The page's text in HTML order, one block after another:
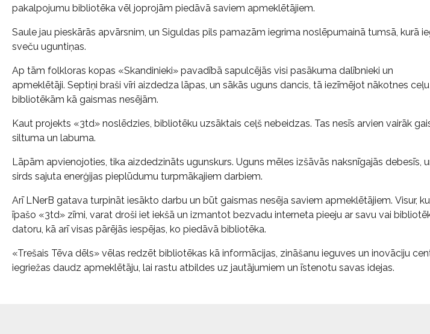
pakalpojumu bibliotēka vēl joprojām piedāvā saviem apmeklētājiem.
Saule jau pieskārās apvārsnim, un Siguldas pils pamazām iegrima noslēpumainā tumsā, kurā
sveču uguntiņas.
Ap tām folkloras kopas «Skandinieki» pavadībā sapulcējās visi pasākuma dalībnieki un
apmeklētāji. Septiņi braši vīri aizdedza lāpas, un sākās uguns dancis, tā iezīmējot nākotnes ceļu
bibliotēkām kā gaismas nesējām.
Kaut projekts «3td» noslēdzies, bibliotēku uzsāktais ceļš nebeidzas. Tas nesīs arvien vairāk
siltuma un labuma.
Lāpām apvienojoties, tika aizdedzināts ugunskurs. Uguns mēles izšāvās naksnīgajās debesīs,
sirds sajuta enerģijas pieplūdumu turpmākajiem darbiem.
Arī LNerB gatava turpināt iesākto darbu un būt gaismas nesēja saviem apmeklētājiem. Visur,
īpašo «3td» zīmi, varat droši iet iekšā un izmantot bezvadu interneta pieeju ar savu vai
datoru, kā arī visas pārējās iespējas, ko piedāvā bibliotēka.
«Trešais Tēva dēls» vēlas redzēt bibliotēkas kā informācijas, zināšanu ieguves un inovāciju
iegriežas daudz apmeklētāju, lai rastu atbildes uz jautājumiem un īstenotu savas idejas.